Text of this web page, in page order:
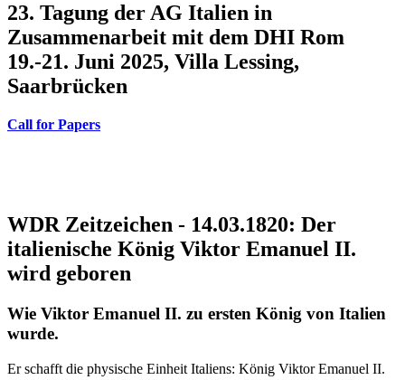
23. Tagung der AG Italien in
Zusammenarbeit mit dem DHI Rom
19.-21. Juni 2025, Villa Lessing,
Saarbrücken
Call for Papers
WDR Zeitzeichen - 14.03.1820: Der
italienische König Viktor Emanuel II.
wird geboren
Wie Viktor Emanuel II. zu ersten König von Italien
wurde.
Er schafft die physische Einheit Italiens: König Viktor Emanuel II.